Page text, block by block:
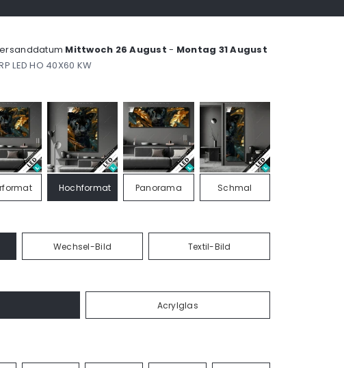
Mittwoch 26 August - Montag 31 August
LED HO 40X60 KW
Hochformat Panorama Schmal
Wechsel-Bild Textil-Bild
Acrylglas